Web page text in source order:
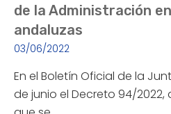
de la Administración
andaluzas
03/06/2022
En el Boletín Oficial de la
de junio el Decreto 94/2022,